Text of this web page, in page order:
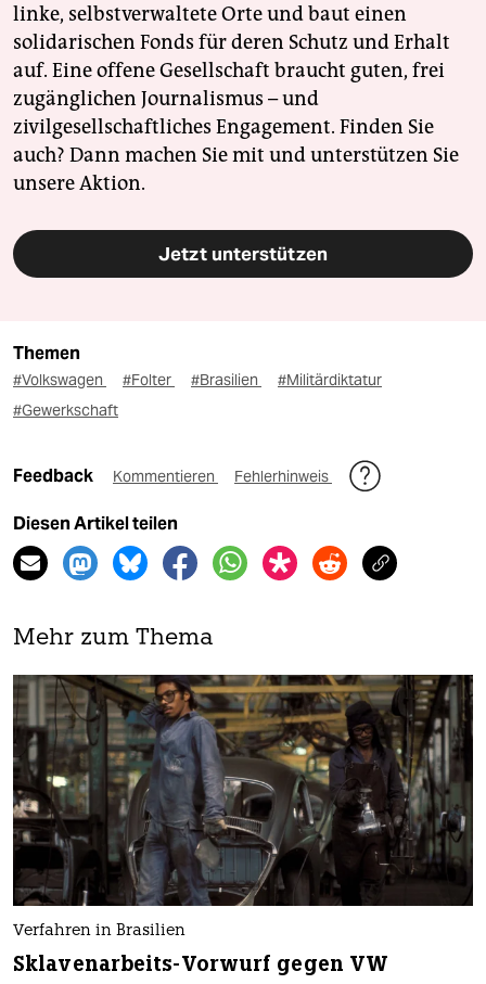
linke, selbstverwaltete Orte und baut einen
solidarischen Fonds für deren Schutz und Erhalt
auf. Eine offene Gesellschaft braucht guten, frei
zugänglichen Journalismus – und
zivilgesellschaftliches Engagement. Finden Sie
auch? Dann machen Sie mit und unterstützen Sie
unsere Aktion.
Jetzt unterstützen
Themen
#Volkswagen #Folter #Brasilien
#Militärdiktatur
#Gewerkschaft
Feedback Kommentieren Fehlerhinweis
Diesen Artikel teilen
Mehr zum Thema
Verfahren in Brasilien
Sklavenarbeits-Vorwurf gegen VW